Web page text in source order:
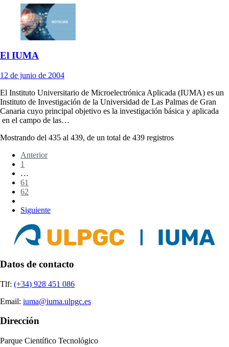
El IUMA
12 de junio de 2004
El Instituto Universitario de Microelectrónica Aplicada (IUMA) es un
Instituto de Investigación de la Universidad de Las Palmas de Gran
Canaria cuyo principal objetivo es la investigación básica y aplicada
en el campo de las…
Mostrando del 435 al 439, de un total de 439 registros
Anterior
1
…
61
62
Siguiente
Datos de contacto
Tlf: (+34) 928 451 086
Email: iuma@iuma.ulpgc.es
Dirección
Parque Científico Tecnológico